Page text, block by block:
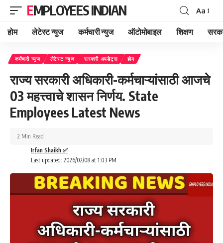
EMPLOYEES INDIAN
Font
Resizer
Aa
होम लेटेस्ट न्युज कर्मचारी न्युज ऑटोमोबाइल शिक्षण
कर्मचारी न्युज लेटेस्ट न्युज सरकारी अपडेट्स होम
राज्य सरकारी अधिकारी-कर्मचाऱ्यांसाठी आजचे
03 महत्त्वाचे शासन निर्णय. State
Employees Latest News
Last updated: 2026/02/08 at 1:03 PM
Irfan Shaikh ✅
2 Min Read